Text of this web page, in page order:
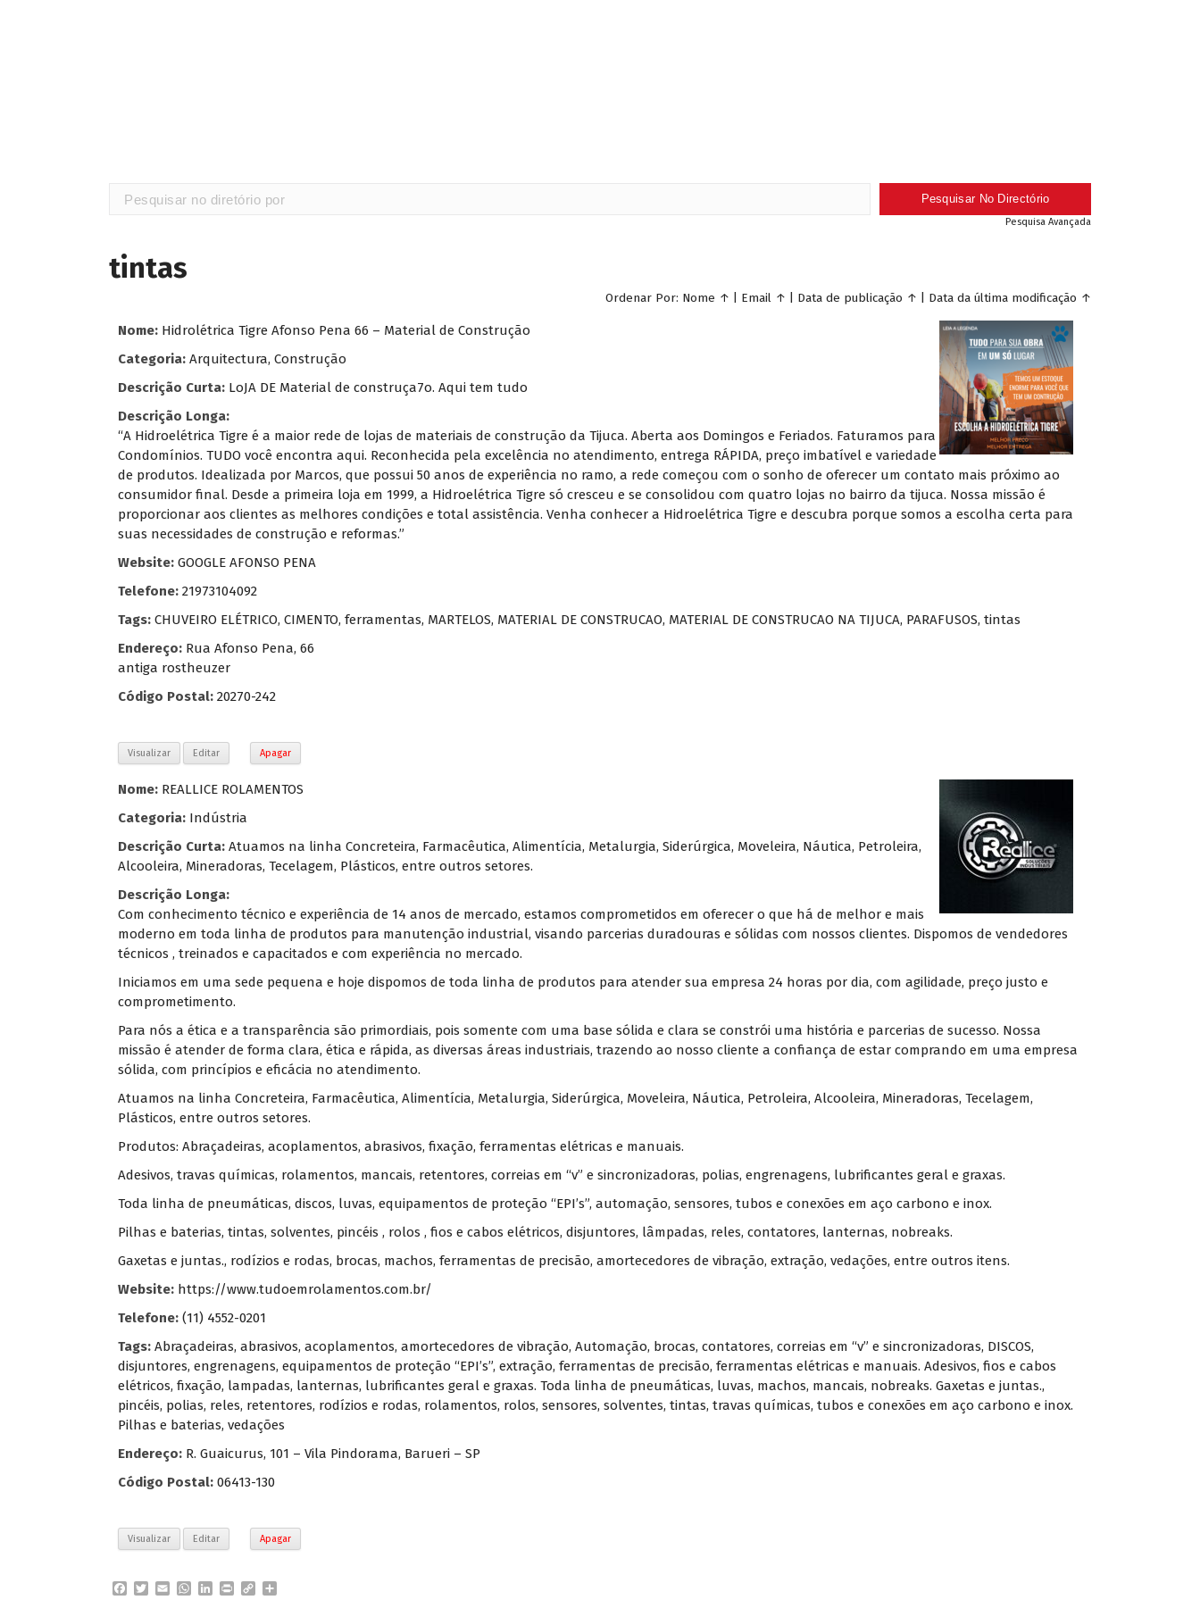
Pesquisa Avançada
tintas
Ordenar Por: Nome ↑ Email ↑ Data de publicação ↑ Data da última modificação ↑
Nome: Hidrolétrica Tigre Afonso Pena 66 – Material de Construção
Categoria: Arquitectura, Construção
Descrição Curta: LoJA DE Material de construça7o. Aqui tem tudo
Descrição Longa:
“A Hidroelétrica Tigre é a maior rede de lojas de materiais de construção da Tijuca. Aberta aos Domingos e Feriados. Faturamos para
Condomínios. TUDO você encontra aqui. Reconhecida pela excelência no atendimento, entrega RÁPIDA, preço imbatível e variedade
de produtos. Idealizada por Marcos, que possui 50 anos de experiência no ramo, a rede começou com o sonho de oferecer um contato mais próximo ao
consumidor final. Desde a primeira loja em 1999, a Hidroelétrica Tigre só cresceu e se consolidou com quatro lojas no bairro da tijuca. Nossa missão é
proporcionar aos clientes as melhores condições e total assistência. Venha conhecer a Hidroelétrica Tigre e descubra porque somos a escolha certa para
suas necessidades de construção e reformas.”
Website: GOOGLE AFONSO PENA
Telefone: 21973104092
Tags: CHUVEIRO ELÉTRICO, CIMENTO, ferramentas, MARTELOS, MATERIAL DE CONSTRUCAO, MATERIAL DE CONSTRUCAO NA TIJUCA, PARAFUSOS, tintas
Endereço: Rua Afonso Pena, 66
antiga rostheuzer
Código Postal: 20270-242
Visualizar Editar Apagar
Nome: REALLICE ROLAMENTOS
Categoria: Indústria
Descrição Curta: Atuamos na linha Concreteira, Farmacêutica, Alimentícia, Metalurgia, Siderúrgica, Moveleira, Náutica, Petroleira,
Alcooleira, Mineradoras, Tecelagem, Plásticos, entre outros setores.
Descrição Longa:
Com conhecimento técnico e experiência de 14 anos de mercado, estamos comprometidos em oferecer o que há de melhor e mais
moderno em toda linha de produtos para manutenção industrial, visando parcerias duradouras e sólidas com nossos clientes. Dispomos de vendedores
técnicos , treinados e capacitados e com experiência no mercado.
Iniciamos em uma sede pequena e hoje dispomos de toda linha de produtos para atender sua empresa 24 horas por dia, com agilidade, preço justo e
comprometimento.
Para nós a ética e a transparência são primordiais, pois somente com uma base sólida e clara se constrói uma história e parcerias de sucesso. Nossa
missão é atender de forma clara, ética e rápida, as diversas áreas industriais, trazendo ao nosso cliente a confiança de estar comprando em uma empresa
sólida, com princípios e eficácia no atendimento.
Atuamos na linha Concreteira, Farmacêutica, Alimentícia, Metalurgia, Siderúrgica, Moveleira, Náutica, Petroleira, Alcooleira, Mineradoras, Tecelagem,
Plásticos, entre outros setores.
Produtos: Abraçadeiras, acoplamentos, abrasivos, fixação, ferramentas elétricas e manuais.
Adesivos, travas químicas, rolamentos, mancais, retentores, correias em “v” e sincronizadoras, polias, engrenagens, lubrificantes geral e graxas.
Toda linha de pneumáticas, discos, luvas, equipamentos de proteção “EPI’s”, automação, sensores, tubos e conexões em aço carbono e inox.
Pilhas e baterias, tintas, solventes, pincéis , rolos , fios e cabos elétricos, disjuntores, lâmpadas, reles, contatores, lanternas, nobreaks.
Gaxetas e juntas., rodízios e rodas, brocas, machos, ferramentas de precisão, amortecedores de vibração, extração, vedações, entre outros itens.
Website: https://www.tudoemrolamentos.com.br/
Telefone: (11) 4552-0201
Tags: Abraçadeiras, abrasivos, acoplamentos, amortecedores de vibração, Automação, brocas, contatores, correias em “v” e sincronizadoras, DISCOS,
disjuntores, engrenagens, equipamentos de proteção “EPI’s”, extração, ferramentas de precisão, ferramentas elétricas e manuais. Adesivos, fios e cabos
elétricos, fixação, lampadas, lanternas, lubrificantes geral e graxas. Toda linha de pneumáticas, luvas, machos, mancais, nobreaks. Gaxetas e juntas.,
pincéis, polias, reles, retentores, rodízios e rodas, rolamentos, rolos, sensores, solventes, tintas, travas químicas, tubos e conexões em aço carbono e inox.
Pilhas e baterias, vedações
Endereço: R. Guaicurus, 101 – Vila Pindorama, Barueri – SP
Código Postal: 06413-130
Visualizar Editar Apagar
T
E
W
P
C